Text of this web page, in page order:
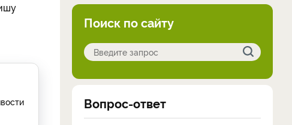
Поиск по сайту
Вопрос-ответ